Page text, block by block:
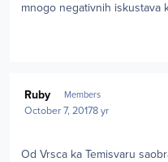
mnogo negativnih iskustava
Ruby Members
October 7, 20178 yr
Od Vrsca ka Temisvaru